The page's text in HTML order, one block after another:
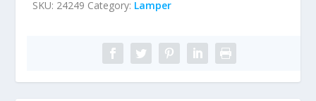
SKU: 24249 Category: Lamper